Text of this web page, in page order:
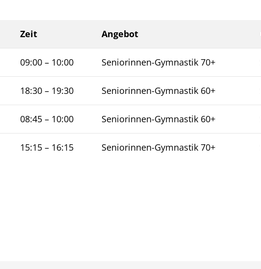
Zeit Angebot
09:00 – 10:00 Seniorinnen-Gymnastik 70+
18:30 – 19:30 Seniorinnen-Gymnastik 60+
08:45 – 10:00 Seniorinnen-Gymnastik 60+
15:15 – 16:15 Seniorinnen-Gymnastik 70+